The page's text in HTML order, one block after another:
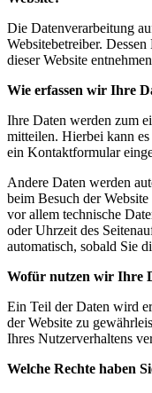
Die Datenverarbeitung
Websitebetreiber.
dieser Website
Wie erfassen wir Ihre
Ihre Daten werden zum
mitteilen. Hierbei kann
ein Kontaktformular
Andere Daten werden
beim Besuch der
vor allem technische
oder Uhrzeit des
automatisch, sobald Sie
Wofür nutzen wir Ihre
Ein Teil der Daten wird
der Website zu
Ihres Nutzerverhaltens
Welche Rechte haben